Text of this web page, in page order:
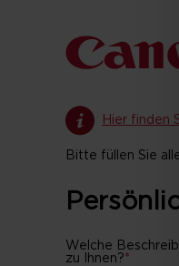
Hier finden
Bitte füllen Sie
Welche
zu Ihnen?*